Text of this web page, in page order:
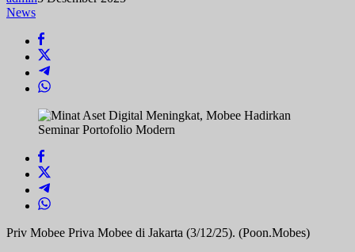
News
Priv Mobee Priva Mobee di Jakarta (3/12/25). (Poon.Mobes)